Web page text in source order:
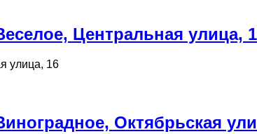
Центральная улица,
улица, 16
Октябрьская